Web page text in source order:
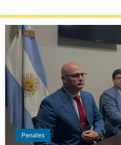
Penales